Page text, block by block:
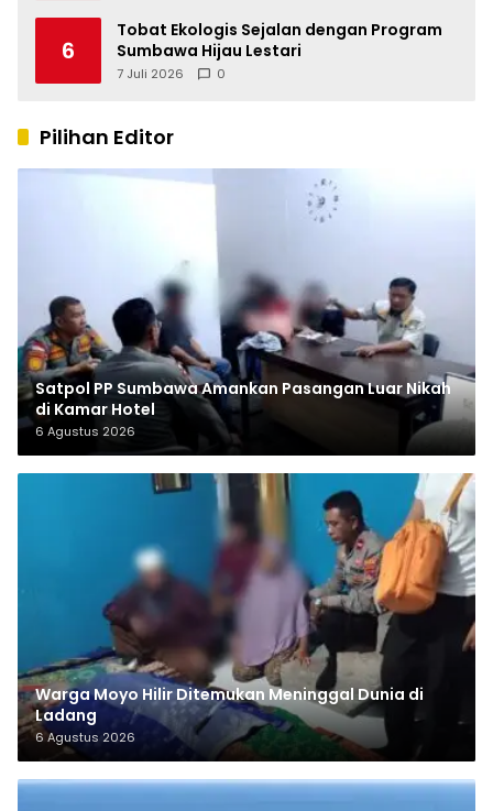
6
Tobat Ekologis Sejalan dengan Program
Sumbawa Hijau Lestari
7 Juli 2026 0
Pilihan Editor
Satpol PP Sumbawa Amankan Pasangan Luar Nikah
di Kamar Hotel
6 Agustus 2026
Warga Moyo Hilir Ditemukan Meninggal Dunia di
Ladang
6 Agustus 2026